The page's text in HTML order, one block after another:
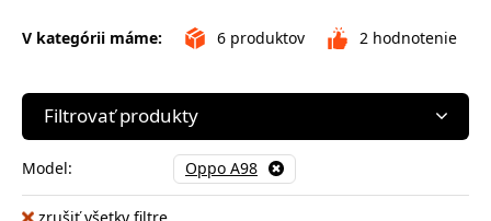
V kategórii máme: 6 produktov 2 hodnotenie
Filtrovať produkty
Model: Oppo A98
zrušiť všetky filtre